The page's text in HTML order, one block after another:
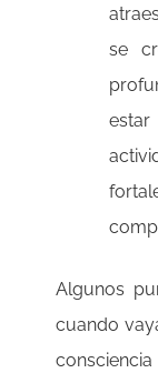
se
Algunos
cuando